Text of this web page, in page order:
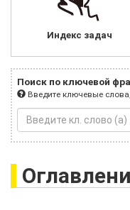
Индекс задач
Поиск по ключевой
Введите ключевые